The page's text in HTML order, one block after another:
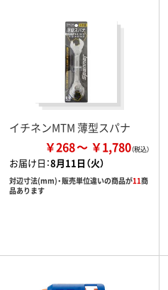
イチネンMTM 薄型スパナ
￥268 ￥1,780
お届け日：8月11日（火）
対辺寸法(mm)・販売単位違いの商品が11商
品あります